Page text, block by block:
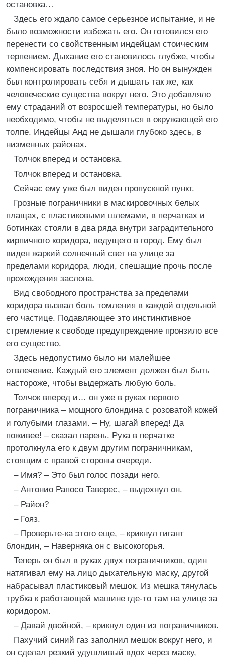
остановка…
Здесь его ждало самое серьезное испытание, и не
было возможности избежать его. Он готовился его
перенести со свойственным индейцам стоическим
терпением. Дыхание его становилось глубже, чтобы
компенсировать последствия зноя. Но он вынужден
был контролировать себя и дышать так же, как
человеческие существа вокруг него. Это добавляло
ему страданий от возросшей температуры, но было
необходимо, чтобы не выделяться в окружающей его
толпе. Индейцы Анд не дышали глубоко здесь, в
низменных районах.
Толчок вперед и остановка.
Толчок вперед и остановка.
Сейчас ему уже был виден пропускной пункт.
Грозные пограничники в маскировочных белых
плащах, с пластиковыми шлемами, в перчатках и
ботинках стояли в два ряда внутри заградительного
кирпичного коридора, ведущего в город. Ему был
виден жаркий солнечный свет на улице за
пределами коридора, люди, спешащие прочь после
прохождения заслона.
Вид свободного пространства за пределами
коридора вызвал боль томления в каждой отдельной
его частице. Подавляющее это инстинктивное
стремление к свободе предупреждение пронзило все
его существо.
Здесь недопустимо было ни малейшее
отвлечение. Каждый его элемент должен был быть
настороже, чтобы выдержать любую боль.
Толчок вперед и… он уже в руках первого
пограничника – мощного блондина с розоватой кожей
и голубыми глазами. – Ну, шагай вперед! Да
поживее! – сказал парень. Рука в перчатке
протолкнула его к двум другим пограничникам,
стоящим с правой стороны очереди.
– Имя? – Это был голос позади него.
– Антонио Рапосо Таверес, – выдохнул он.
– Район?
– Гояз.
– Проверьте-ка этого еще, – крикнул гигант
блондин, – Наверняка он с высокогорья.
Теперь он был в руках двух пограничников, один
натягивал ему на лицо дыхательную маску, другой
набрасывал пластиковый мешок. Из мешка тянулась
трубка к работающей машине где-то там на улице за
коридором.
– Давай двойной, – крикнул один из пограничников.
Пахучий синий газ заполнил мешок вокруг него, и
он сделал резкий удушливый вдох через маску,